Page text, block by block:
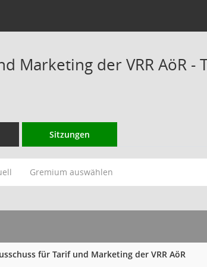
Marketing der VRR AöR -
Sitzungen
Gremium auswählen
für Tarif und Marketing der VRR AöR